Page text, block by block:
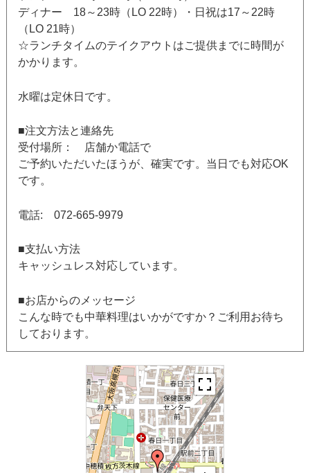
ディナー 18～23時（LO 22時）・日祝は17～22時
（LO 21時）
☆ランチタイムのテイクアウトはご提供までに時間が
かかります。
水曜は定休日です。
■注文方法と連絡先
受付場所： 店舗か電話で
ご予約いただいたほうが、確実です。当日でも対応OK
です。
電話: 072-665-9979
■支払い方法
キャッシュレス対応しています。
■お店からのメッセージ
こんな時でも中華料理はいかがですか？ご利用お待ち
しております。